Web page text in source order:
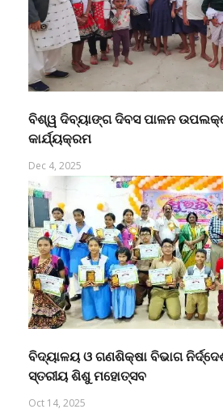
ବିଶ୍ୱ ଦିବ୍ୟାଙ୍ଗ ଦିବସ ପାଳନ
କାର୍ଯ୍ୟକ୍ରମ
Dec 4, 2025
ବିଦ୍ୟାଳୟ ଓ ଗଣଶିକ୍ଷା ବିଭାଗ
ସ୍ତରୀୟ ଶିଶୁ ମହୋତ୍ସବ
Oct 14, 2025